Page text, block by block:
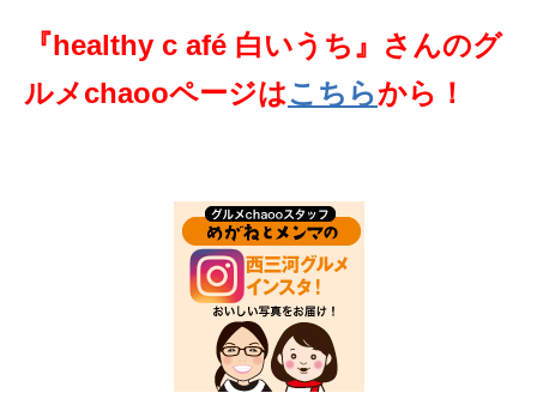
『healthy c afé 白いうち』さんのグ
ルメchaooページはこちらから！